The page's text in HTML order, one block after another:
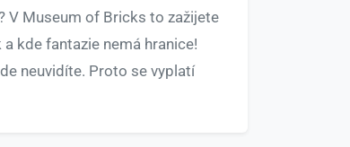
V Museum of Bricks to zažijete
kde fantazie nemá hranice!
neuvidíte. Proto se vyplatí